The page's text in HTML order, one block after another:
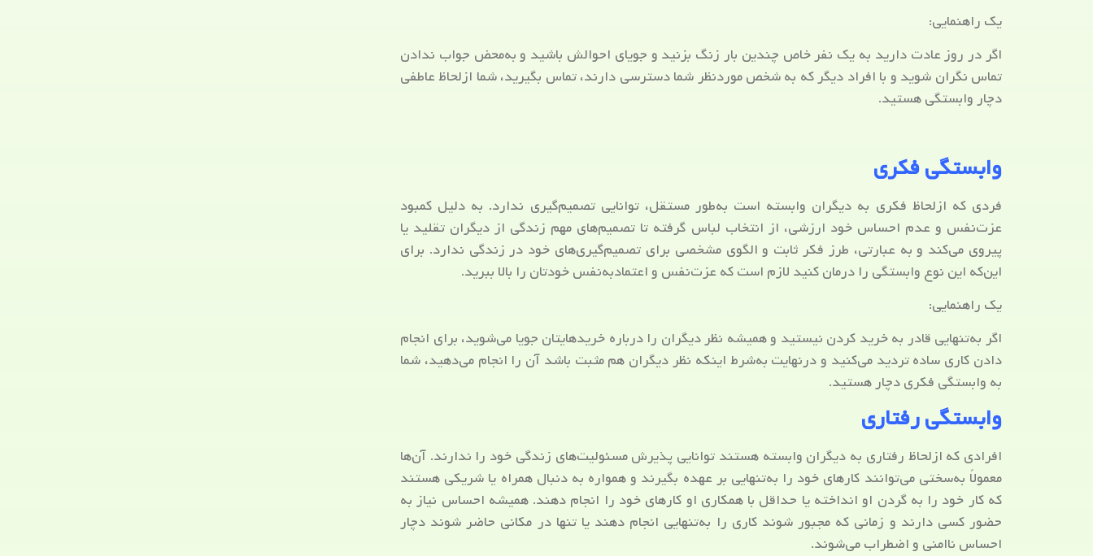
یک راهنمایی:
اگر در روز عادت دارید به یک نفر خاص چندین بار زنگ بزنید و جویای احوالش باشید و به‌محض جواب ندادن
تماس نگران شوید و با افراد دیگر که به شخص موردنظر شما دسترسی دارند، تماس بگیرید، شما ازلحاظ عاطفی
دچار وابستگی هستید.
وابستگی فکری
فردی که ازلحاظ فکری به دیگران وابسته است به‌طور مستقل، توانایی تصمیم‌گیری ندارد. به دلیل کمبود
عزت‌نفس و عدم احساس خود ارزشی، از انتخاب لباس گرفته تا تصمیم‌های مهم زندگی از دیگران تقلید یا
پیروی می‌کند و به عبارتی، طرز فکر ثابت و الگوی مشخصی برای تصمیم‌گیری‌های خود در زندگی ندارد. برای
این‌که این نوع وابستگی را درمان کنید لازم است که عزت‌نفس و اعتمادبه‌نفس خودتان را بالا ببرید.
یک راهنمایی:
اگر به‌تنهایی قادر به خرید کردن نیستید و همیشه نظر دیگران را درباره خریدهایتان جویا می‌شوید، برای انجام
دادن کاری ساده تردید می‌کنید و درنهایت به‌شرط اینکه نظر دیگران هم مثبت باشد آن را انجام می‌دهید، شما
به وابستگی فکری دچار هستید.
وابستگی رفتاری
افرادی که ازلحاظ رفتاری به دیگران وابسته هستند توانایی پذیرش مسئولیت‌های زندگی خود را ندارند. آن‌ها
معمولاً به‌سختی می‌توانند کارهای خود را به‌تنهایی بر عهده بگیرند و همواره به دنبال همراه یا شریکی هستند
که کار خود را به گردن او انداخته یا حداقل با همکاری او کارهای خود را انجام دهند. همیشه احساس نیاز به
حضور کسی دارند و زمانی که مجبور شوند کاری را به‌تنهایی انجام دهند یا تنها در مکانی حاضر شوند دچار
احساس ناامنی و اضطراب می‌شوند.